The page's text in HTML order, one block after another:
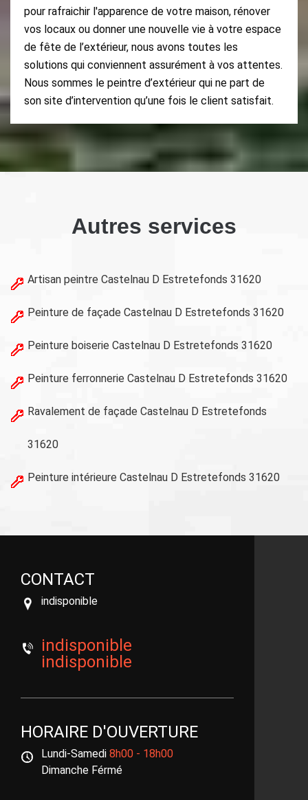
pour rafraichir l'apparence de votre maison, rénover
vos locaux ou donner une nouvelle vie à votre espace
de fête de l’extérieur, nous avons toutes les
solutions qui conviennent assurément à vos attentes.
Nous sommes le peintre d’extérieur qui ne part de
son site d’intervention qu’une fois le client satisfait.
Autres services
Artisan peintre Castelnau D Estretefonds 31620
Peinture de façade Castelnau D Estretefonds 31620
Peinture boiserie Castelnau D Estretefonds 31620
Peinture ferronnerie Castelnau D Estretefonds 31620
Ravalement de façade Castelnau D Estretefonds
31620
Peinture intérieure Castelnau D Estretefonds 31620
CONTACT
indisponible
indisponible
indisponible
HORAIRE D'OUVERTURE
Lundi-Samedi 8h00 - 18h00
Dimanche Férmé